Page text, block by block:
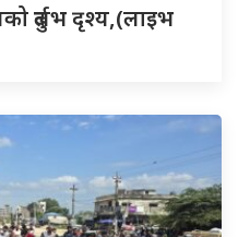
दुर्लभ दृश्य,(लाइभ